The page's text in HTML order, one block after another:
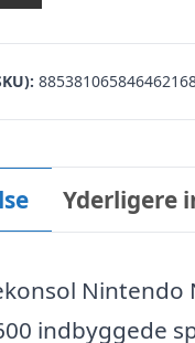
var:
kr. 399,00.kr.
Yderligere
Nintendo
indbyggede